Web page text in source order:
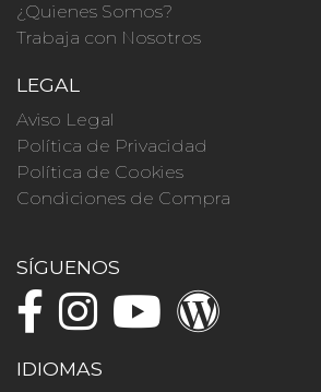
¿Quienes Somos?
Trabaja con Nosotros
LEGAL
Aviso Legal
Política de Privacidad
Política de Cookies
Condiciones de Compra
SÍGUENOS
IDIOMAS